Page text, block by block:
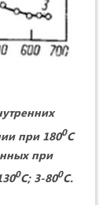
при 1800С
при
0С; 3-800С.